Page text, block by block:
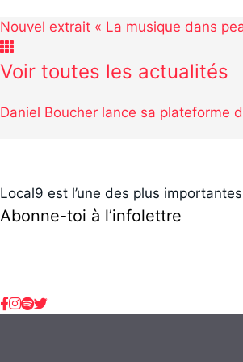
c
b
o
a
t
g
Nouvel extrait « La musique dans
Voir toutes les actualités
Daniel Boucher lance sa plateforme
Local9 est l’une des plus
Abonne-toi à l’infolettre